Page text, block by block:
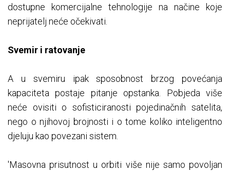
dostupne komercijalne tehnologije na načine koje
neprijatelj neće očekivati.
Svemir i ratovanje
A u svemiru ipak sposobnost brzog povećanja
kapaciteta postaje pitanje opstanka. Pobjeda više
neće ovisiti o sofisticiranosti pojedinačnih satelita,
nego o njihovoj brojnosti i o tome koliko inteligentno
djeluju kao povezani sistem.
'Masovna prisutnost u orbiti više nije samo povoljan